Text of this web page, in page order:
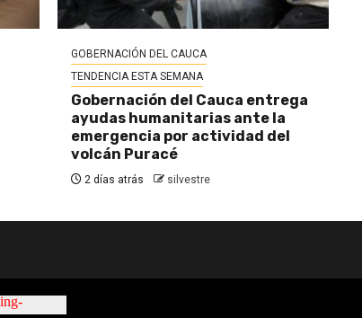
GOBERNACIÓN DEL CAUCA
TENDENCIA ESTA SEMANA
Gobernación del Cauca entrega
ayudas humanitarias ante la
emergencia por actividad del
volcán Puracé
2 días atrás silvestre